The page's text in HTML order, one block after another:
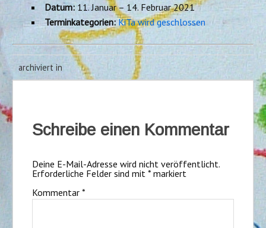
Datum: 11. Januar– 14. Februar 2021
Terminkategorien: KiTa wird geschlossen
archiviert in
Schreibe einen Kommentar
Deine E-Mail-Adresse wird nicht veröffentlicht.
Erforderliche Felder sind mit *markiert
Kommentar *